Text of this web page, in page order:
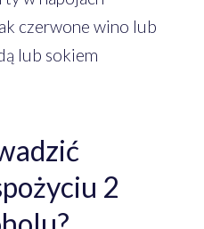
czerwone wino lub
lub sokiem
2